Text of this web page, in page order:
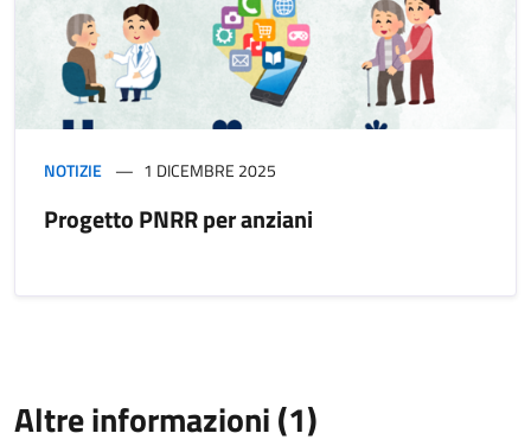
NOTIZIE 1 DICEMBRE 2025
Progetto PNRR per anziani
Altre informazioni (1)